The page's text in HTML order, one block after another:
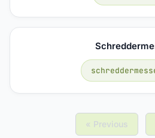
« Previous